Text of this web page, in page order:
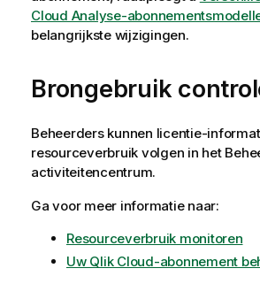
Cloud Analyse-
belangrijkste wijzigingen.
Brongebruik
Beheerders kunnen licentie-
resourceverbruik volgen in het
activiteitencentrum.
Ga voor meer informatie naar:
Resourceverbruik monitoren
Uw Qlik Cloud-abonnement